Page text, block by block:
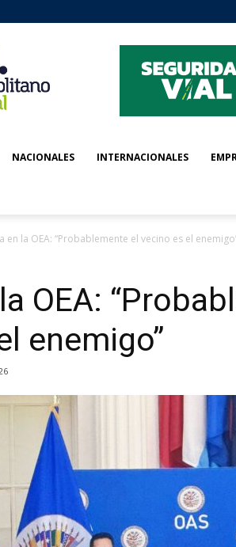
NACIONALES INTERNACIONALES
en la OEA: “Probablemente el vecino es el
OEA:
enemigo”